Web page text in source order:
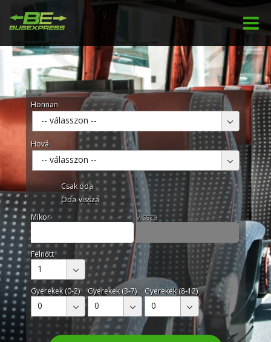
Honnan
-- válasszon --
Hová
-- válasszon --
Csak oda
Oda-vissza
Mikor
Vissza
Felnőtt
1
Gyerekek (0-2)
0
Gyerekek (3-7)
0
Gyerekek (8-12)
0